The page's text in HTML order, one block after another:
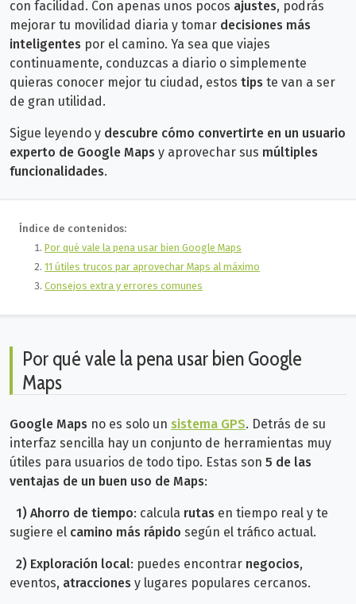
con facilidad. Con apenas unos pocos ajustes, podrás
mejorar tu movilidad diaria y tomar decisiones más
inteligentes por el camino. Ya sea que viajes
continuamente, conduzcas a diario o simplemente
quieras conocer mejor tu ciudad, estos tips te van a ser
de gran utilidad.
Sigue leyendo y descubre cómo convertirte en un usuario
experto de Google Maps y aprovechar sus múltiples
funcionalidades.
Índice de contenidos:
Por qué vale la pena usar bien Google Maps
11 útiles trucos par aprovechar Maps al máximo
Consejos extra y errores comunes
Por qué vale la pena usar bien Google
Maps
Google Maps no es solo un sistema GPS. Detrás de su
interfaz sencilla hay un conjunto de herramientas muy
útiles para usuarios de todo tipo. Estas son 5 de las
ventajas de un buen uso de Maps:
1) Ahorro de tiempo: calcula rutas en tiempo real y te
sugiere el camino más rápido según el tráfico actual.
2) Exploración local: puedes encontrar negocios,
eventos, atracciones y lugares populares cercanos.